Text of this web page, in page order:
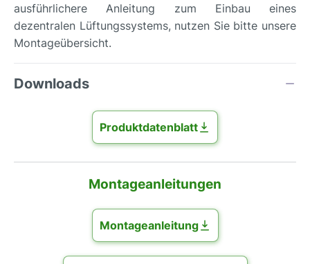
ausführlichere Anleitung zum Einbau eines
dezentralen Lüftungssystems, nutzen Sie bitte unsere
Montageübersicht.
Downloads
Produktdatenblatt
Montageanleitungen
Montageanleitung